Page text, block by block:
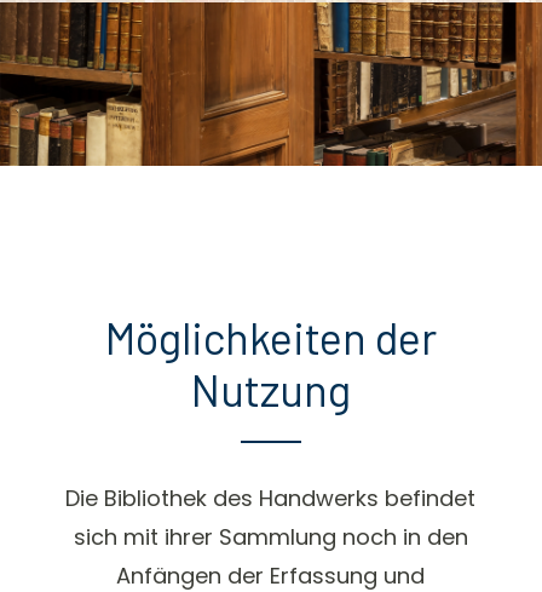
Möglichkeiten der
Nutzung
Die Bibliothek des Handwerks befindet
sich mit ihrer Sammlung noch in den
Anfängen der Erfassung und